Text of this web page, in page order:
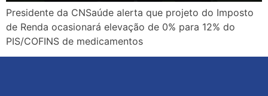
Presidente da CNSaúde alerta que projeto do Imposto
de Renda ocasionará elevação de 0% para 12% do
PIS/COFINS de medicamentos